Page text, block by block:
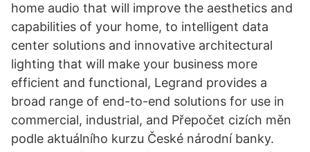
home audio that will improve the aesthetics and
capabilities of your home, to intelligent data
center solutions and innovative architectural
lighting that will make your business more
efficient and functional, Legrand provides a
broad range of end-to-end solutions for use in
commercial, industrial, and Přepočet cizích měn
podle aktuálního kurzu České národní banky.